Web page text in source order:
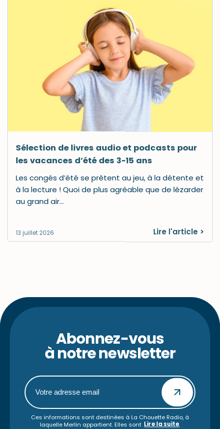
Sélection de livres audio et podcasts pour
les vacances d’été des 3-15 ans
13 juillet 2026
Les congés d’été se prêtent au jeu, à la détente et
à la lecture ! Quoi de plus agréable que de lézarder
au grand air…
Lire l'article >
Abonnez-vous
à notre newsletter
Ces informations sont destinées à La Chouette Radio, à
laquelle Merlin appartient. Elles sont Lire la suite.